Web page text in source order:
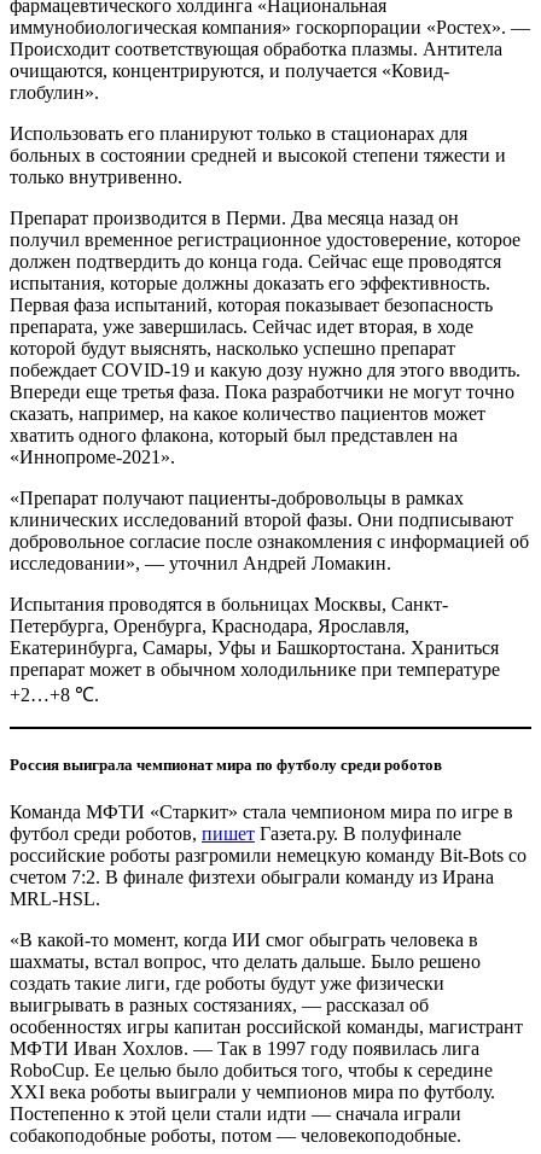
фармацевтического холдинга «Национальная
иммунобиологическая компания» госкорпорации «Ростех». —
Происходит соответствующая обработка плазмы. Антитела
очищаются, концентрируются, и получается «Ковид-
глобулин».
Использовать его планируют только в стационарах для
больных в состоянии средней и высокой степени тяжести и
только внутривенно.
Препарат производится в Перми. Два месяца назад он
получил временное регистрационное удостоверение, которое
должен подтвердить до конца года. Сейчас еще проводятся
испытания, которые должны доказать его эффективность.
Первая фаза испытаний, которая показывает безопасность
препарата, уже завершилась. Сейчас идет вторая, в ходе
которой будут выяснять, насколько успешно препарат
побеждает COVID-19 и какую дозу нужно для этого вводить.
Впереди еще третья фаза. Пока разработчики не могут точно
сказать, например, на какое количество пациентов может
хватить одного флакона, который был представлен на
«Иннопроме-2021».
«Препарат получают пациенты-добровольцы в рамках
клинических исследований второй фазы. Они подписывают
добровольное согласие после ознакомления с информацией об
исследовании», — уточнил Андрей Ломакин.
Испытания проводятся в больницах Москвы, Санкт-
Петербурга, Оренбурга, Краснодара, Ярославля,
Екатеринбурга, Самары, Уфы и Башкортостана. Храниться
препарат может в обычном холодильнике при температуре
+2…+8 ℃.
Россия выиграла чемпионат мира по футболу среди роботов
Команда МФТИ «Старкит» стала чемпионом мира по игре в
футбол среди роботов, пишет Газета.ру. В полуфинале
российские роботы разгромили немецкую команду Bit-Bots со
счетом 7:2. В финале физтехи обыграли команду из Ирана
MRL-HSL.
«В какой-то момент, когда ИИ смог обыграть человека в
шахматы, встал вопрос, что делать дальше. Было решено
создать такие лиги, где роботы будут уже физически
выигрывать в разных состязаниях, — рассказал об
особенностях игры капитан российской команды, магистрант
МФТИ Иван Хохлов. — Так в 1997 году появилась лига
RoboCup. Ее целью было добиться того, чтобы к середине
XXI века роботы выиграли у чемпионов мира по футболу.
Постепенно к этой цели стали идти — сначала играли
собакоподобные роботы, потом — человекоподобные.